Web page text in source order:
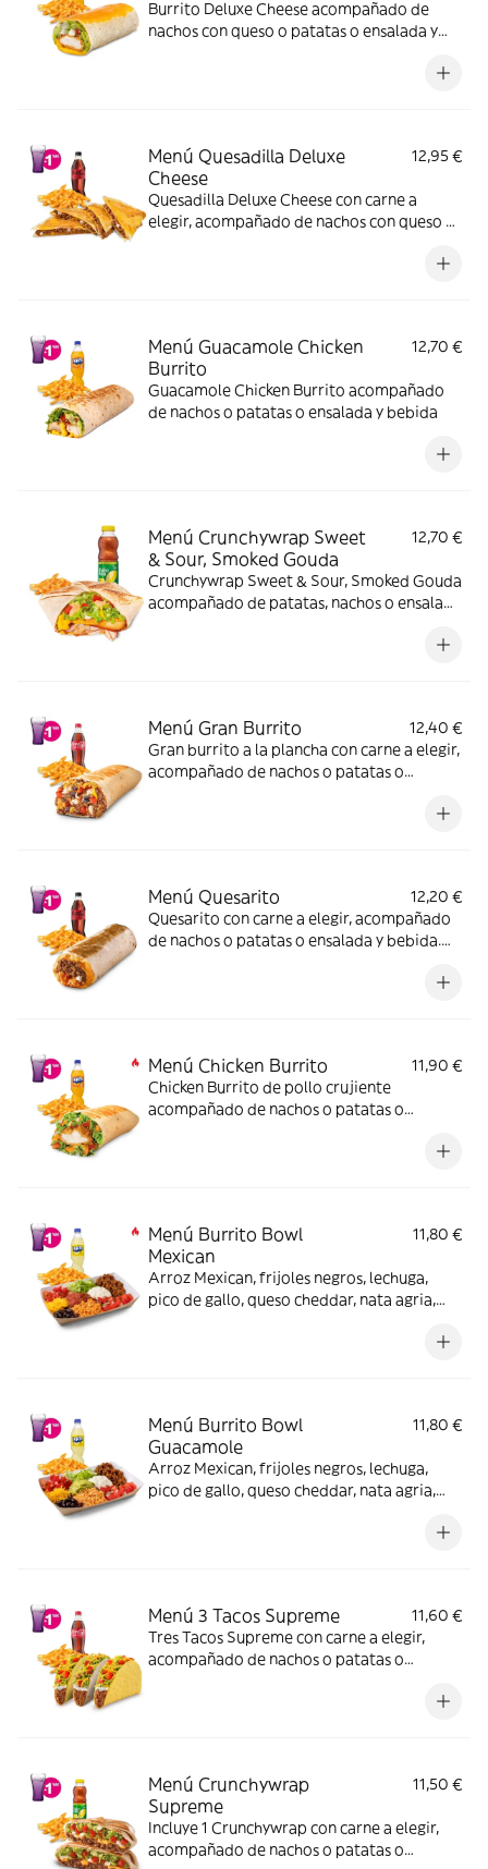
Burrito Deluxe Cheese acompañado de
nachos con queso o patatas o ensalada y
Menú Quesadilla Deluxe
Cheese
12,95 €
Quesadilla Deluxe Cheese con carne a
elegir, acompañado de nachos con queso o
muestra una Quesadilla Deluxe partida en 4
Menú Guacamole Chicken
Burrito
12,70 €
Guacamole Chicken Burrito acompañado
de nachos o patatas o ensalada y bebida
Menú Crunchywrap Sweet
& Sour, Smoked Gouda
12,70 €
Crunchywrap Sweet & Sour, Smoked Gouda
acompañado de patatas, nachos o ensalada
Menú Gran Burrito
12,40 €
Gran burrito a la plancha con carne a elegir,
acompañado de nachos o patatas o
Menú Quesarito
12,20 €
Quesarito con carne a elegir, acompañado
de nachos o patatas o ensalada y bebida.
Menú Chicken Burrito
11,90 €
Chicken Burrito de pollo crujiente
acompañado de nachos o patatas o
Menú Burrito Bowl
Mexican
11,80 €
Arroz Mexican, frijoles negros, lechuga,
pico de gallo, queso cheddar, nata agria,
Menú Burrito Bowl
Guacamole
11,80 €
Arroz Mexican, frijoles negros, lechuga,
pico de gallo, queso cheddar, nata agria,
Menú 3 Tacos Supreme
11,60 €
Tres Tacos Supreme con carne a elegir,
acompañado de nachos o patatas o
Menú Crunchywrap
Supreme
11,50 €
Incluye 1 Crunchywrap con carne a elegir,
acompañado de nachos o patatas o